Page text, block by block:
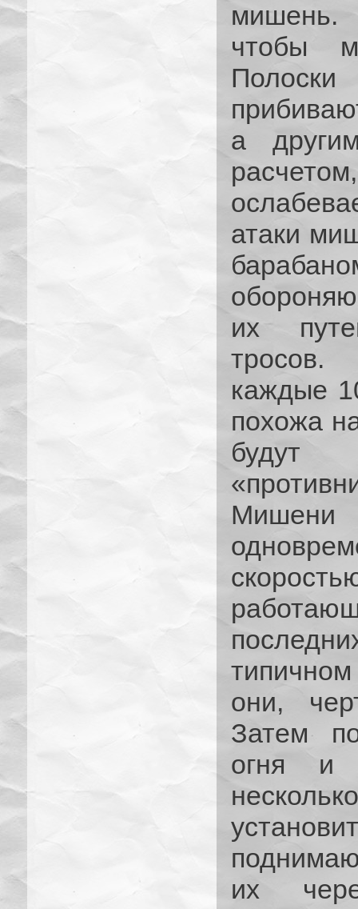
мишень.
чтобы
а
атаки
их
тросов.
каждые
похожа
будут
они,
Затем
огня и
их